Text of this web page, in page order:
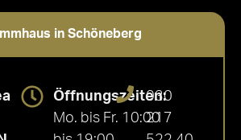
in Schöneberg
Öffnungszeiten:
Mo. bis Fr. 10:00
030
217